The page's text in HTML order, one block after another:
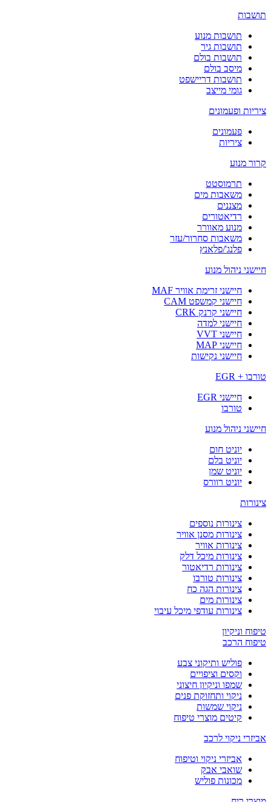
תושבות
תושבות מנוע
תושבות גיר
תושבות בולם
מיסב בולם
תושבות דריישפט
גומי מייצב
ציריות ופעמונים
פעמונים
ציריות
קרור מנוע
תרמוסטט
משאבות מים
מצננים
רדיאטורים
מנוע מאוורר
משאבות סחרור/עזר
פלנג'/פלאנץ
חיישני ניהול מנוע
חיישני זרימת אוויר MAF
חיישני קמשפט CAM
חיישני קרנק CRK
חיישני למדה
חיישני VVT
חיישני MAP
חיישני נקישות
טורבו + EGR
חיישני EGR
טורבו
חיישני ניהול מנוע
יוניט חום
יוניט בלם
יוניט שמן
יוניט רוורס
צינורות
צינורות נוספים
צינורות מסנן אוויר
צינורות אוויר
צינורות מיכל דלק
צינורות רדיאטור
צינורות טורבו
צינורות הגה כח
צינורות מים
צינורות עודפי מיכל עיבוי
טיפוח וניקיון
טיפוח הרכב
פוליש ותיקוני צבע
וקסים וציפויים
שמפו וניקיון חיצוני
ניקוי ותחזוקת פנים
ניקוי שמשות
קיטים מוצרי טיפוח
אביזרי ניקוי לרכב
אביזרי ניקוי וטיפוח
שואבי אבק
מכונות פוליש